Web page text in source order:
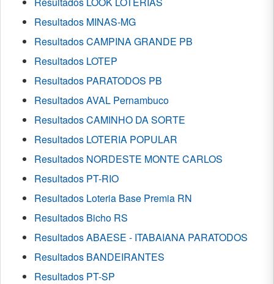
Resultados MINAS-MG
Resultados CAMPINA GRANDE PB
Resultados LOTEP
Resultados PARATODOS PB
Resultados AVAL Pernambuco
Resultados CAMINHO DA SORTE
Resultados LOTERIA POPULAR
Resultados NORDESTE MONTE CARLOS
Resultados PT-RIO
Resultados Loteria Base Premia RN
Resultados Bicho RS
Resultados ABAESE - ITABAIANA PARATODOS
Resultados BANDEIRANTES
Resultados PT-SP